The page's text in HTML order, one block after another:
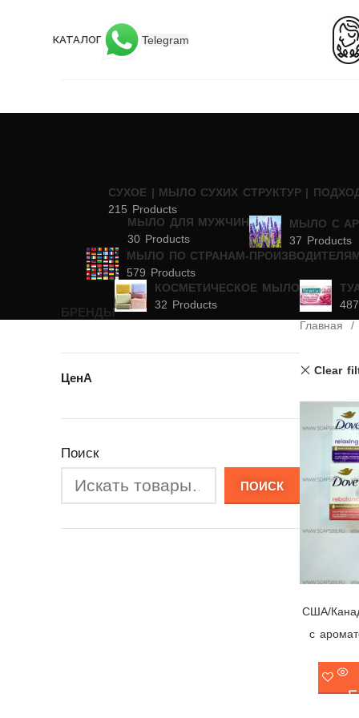
КАТАЛОГ Telegram
CУХОЕ | МЫЛО СУХИХ СТРУКТУР |
215 Products
МЫЛО ДЛЯ МУЖЧИН
30 Products
МЫЛО С
37 Products
МЫЛО ПО СТРАНАМ-
579 Products
КОСМЕТИЧЕСКОЕ МЫЛО
32 Products
БРЕНДЫ
ЦенА
Поиск
ПОИСК
Главная
Clear
США/
с